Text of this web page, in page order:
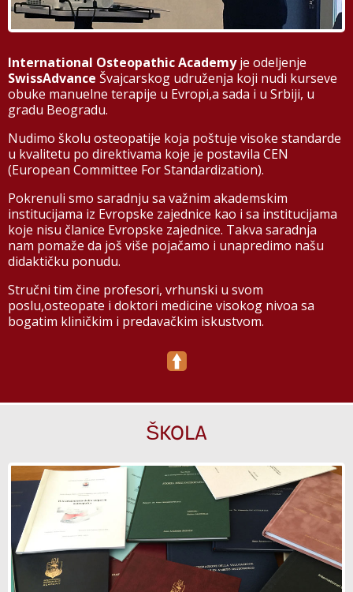
International Osteopathic Academyje odeljenje
SwissAdvance Švajcarskog udruženja koji nudi kurseve
obuke manuelne terapije u Evropi,a sada i u Srbiji, u
gradu Beogradu.
Nudimo školu osteopatije koja poštuje visoke standarde
u kvalitetu po direktivama koje je postavila CEN
(European Committee For Standardization).
Pokrenuli smo saradnju sa važnim akademskim
institucijama iz Evropske zajednice kao i sa institucijama
koje nisu članice Evropske zajednice. Takva saradnja
nam pomaže da još više pojačamo i unapredimo našu
didaktičku ponudu.
Stručni tim čine profesori, vrhunski u svom
poslu,osteopate i doktori medicine visokog nivoa sa
bogatim kliničkim i predavačkim iskustvom.
ŠKOLA